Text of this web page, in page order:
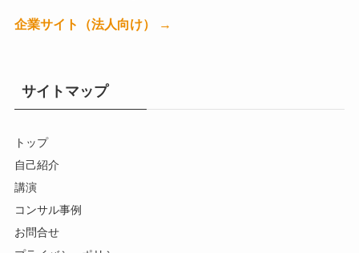
企業サイト（法人向け） →
サイトマップ
トップ
自己紹介
講演
コンサル事例
お問合せ